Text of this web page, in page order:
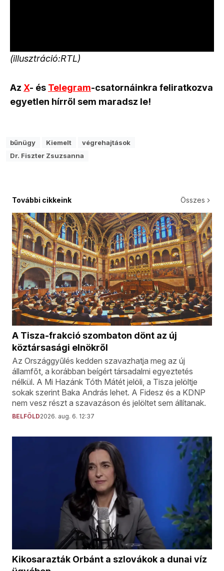
(illusztráció:RTL)
Az X- és Telegram-csatornáinkra feliratkozva
egyetlen hírről sem maradsz le!
bűnügy Kiemelt
végrehajtások
Dr. Fiszter Zsuzsanna
További cikkeink Összes
A Tisza-frakció szombaton dönt az új
köztársasági elnökről
Az Országgyűlés kedden szavazhatja meg az új
államfőt, a korábban beígért társadalmi egyeztetés
nélkül. A Mi Hazánk Tóth Mátét jelöli, a Tisza jelöltje
sokak szerint Baka András lehet. A Fidesz és a KDNP
nem vesz részt a szavazáson és jelöltet sem állítanak.
BELFÖLD2026. aug. 6. 12:37
Kikosarazták Orbánt a szlovákok a dunai víz